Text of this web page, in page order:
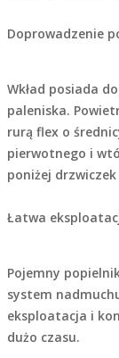
Doprowadzenie
Wkład posiada
paleniska.
rurą flex o
pierwotnego i
poniżej drzwiczek
Łatwa
Pojemny
system
eksploatacja i
dużo czasu.